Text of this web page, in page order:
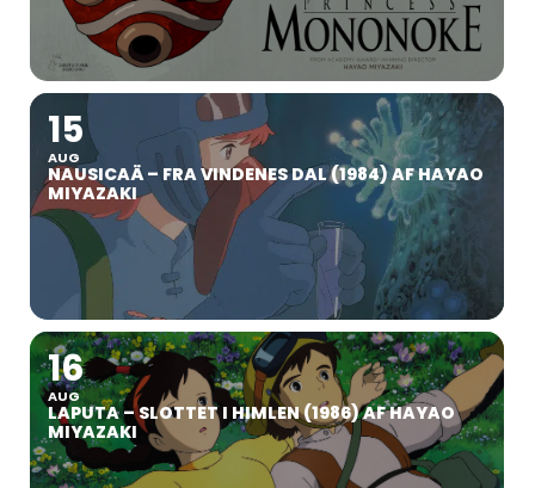
15
AUG
NAUSICAÄ – FRA VINDENES DAL (1984) AF HAYAO
MIYAZAKI
16
AUG
LAPUTA – SLOTTET I HIMLEN (1986) AF HAYAO
MIYAZAKI